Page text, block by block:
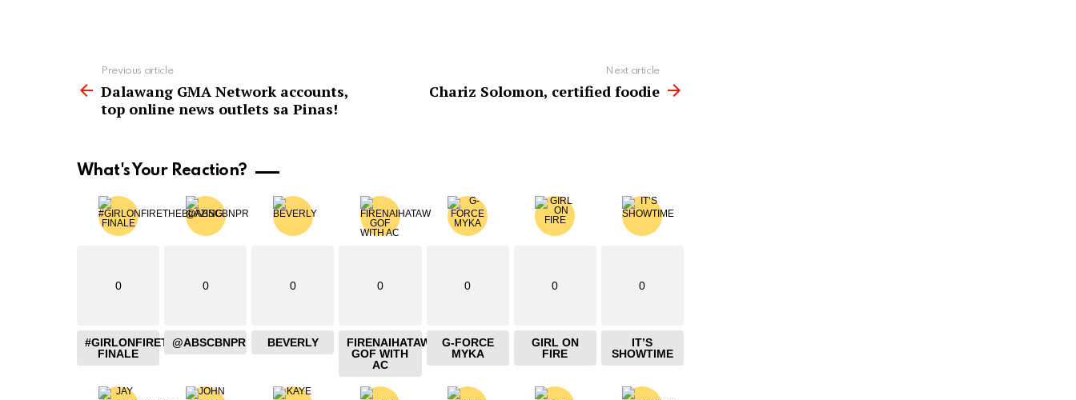
more
Previous article
Dalawang GMA Network accounts,
top online news outlets sa Pinas!
Next article
Chariz Solomon, certified foodie
What's Your Reaction?
0
#GIRLONFIRETHEBLAZING
FINALE
0
@ABSCBNPR
0
BEVERLY
0
FIRENAIHATAW
GOF WITH
AC
0
G-FORCE
MYKA
0
GIRL ON
FIRE
0
IT’S
SHOWTIME